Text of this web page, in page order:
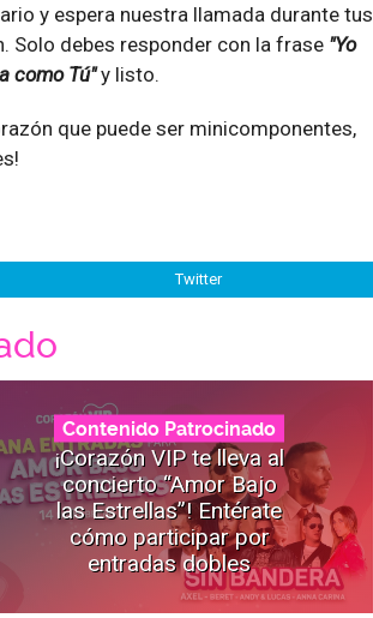
y espera nuestra llamada durante tus
Solo debes responder con la frase "Yo
como Tú"y listo.
que puede ser minicomponentes,
Twitter
Contenido Patrocinado
¡Corazón VIP te lleva al
concierto “Amor Bajo
las Estrellas”! Entérate
cómo participar por
entradas dobles